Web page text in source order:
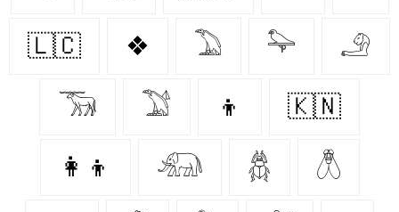
🇱🇨 ❖ 𓅐 𓅍 𓄂
𓃞 𓅑 👦 🇰🇳
👩‍👦 𓃰 𓆣 𓆦